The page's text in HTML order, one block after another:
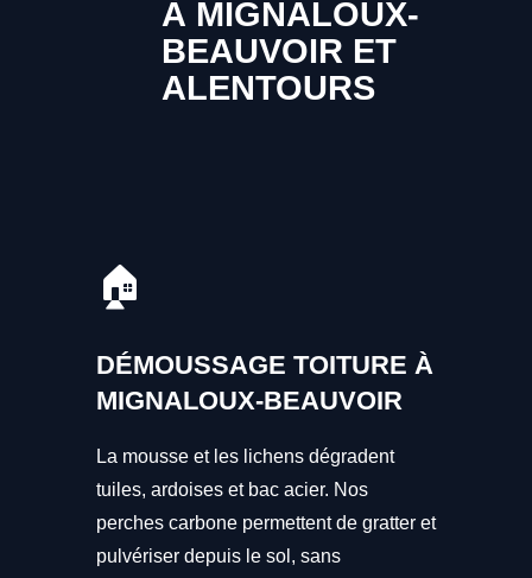
À MIGNALOUX-
BEAUVOIR ET
ALENTOURS
🏠
DÉMOUSSAGE TOITURE À
MIGNALOUX-BEAUVOIR
La mousse et les lichens dégradent
tuiles, ardoises et bac acier. Nos
perches carbone permettent de gratter et
pulvériser depuis le sol, sans